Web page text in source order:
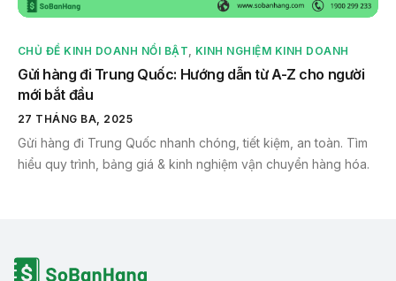
CHỦ ĐỀ KINH DOANH NỔI BẬT, KINH NGHIỆM KINH DOANH
Gửi hàng đi Trung Quốc: Hướng dẫn từ A-Z cho người
mới bắt đầu
27 THÁNG BA, 2025
Gửi hàng đi Trung Quốc nhanh chóng, tiết kiệm, an toàn. Tìm
hiểu quy trình, bảng giá & kinh nghiệm vận chuyển hàng hóa.